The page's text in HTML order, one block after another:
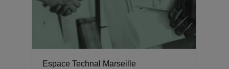
Espace Technal Marseille